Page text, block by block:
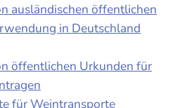
ausländischen öffentlichen
in Deutschland
öffentlichen Urkunden für
für Weintransporte